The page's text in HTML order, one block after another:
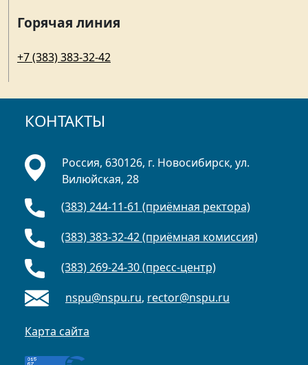
Горячая линия
+7 (383) 383-32-42
КОНТАКТЫ
Россия, 630126, г. Новосибирск, ул.
Вилюйская, 28
(383) 244-11-61 (приёмная ректора)
(383) 383-32-42 (приёмная комиссия)
(383) 269-24-30 (пресс-центр)
nspu@nspu.ru, rector@nspu.ru
Карта сайта